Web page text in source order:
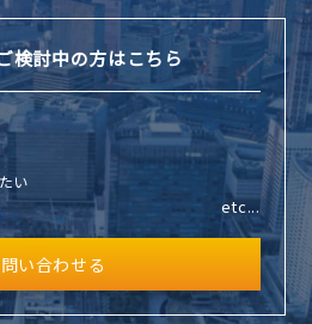
検討中の方はこちら
い
etc...
問い合わせる